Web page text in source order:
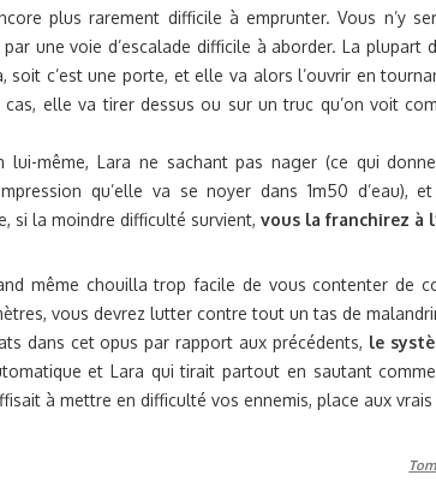
plus rarement difficile à emprunter. Vous n’y
une voie d’escalade difficile à aborder. La plupart
soit c’est une porte, et elle va alors l’ouvrir en
cas, elle va tirer dessus ou sur un truc qu’on voit
lui-même, Lara ne sachant pas nager (ce qui
qu’elle va se noyer dans 1m50 d’eau),
si la moindre difficulté survient, vous la franchirez à
même chouilla trop facile de vous contenter de
vous devrez lutter contre tout un tas de
dans cet opus par rapport aux précédents, le
et Lara qui tirait partout en sautant
à mettre en difficulté vos ennemis, place aux